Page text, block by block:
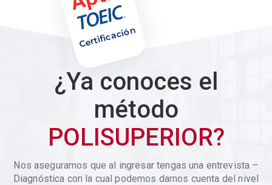
Certificación
¿Ya conoces el
método
POLISUPERIOR?
Nos aseguramos que al ingresar tengas una entrevista –
Diagnóstica con la cual podemos darnos cuenta del nivel